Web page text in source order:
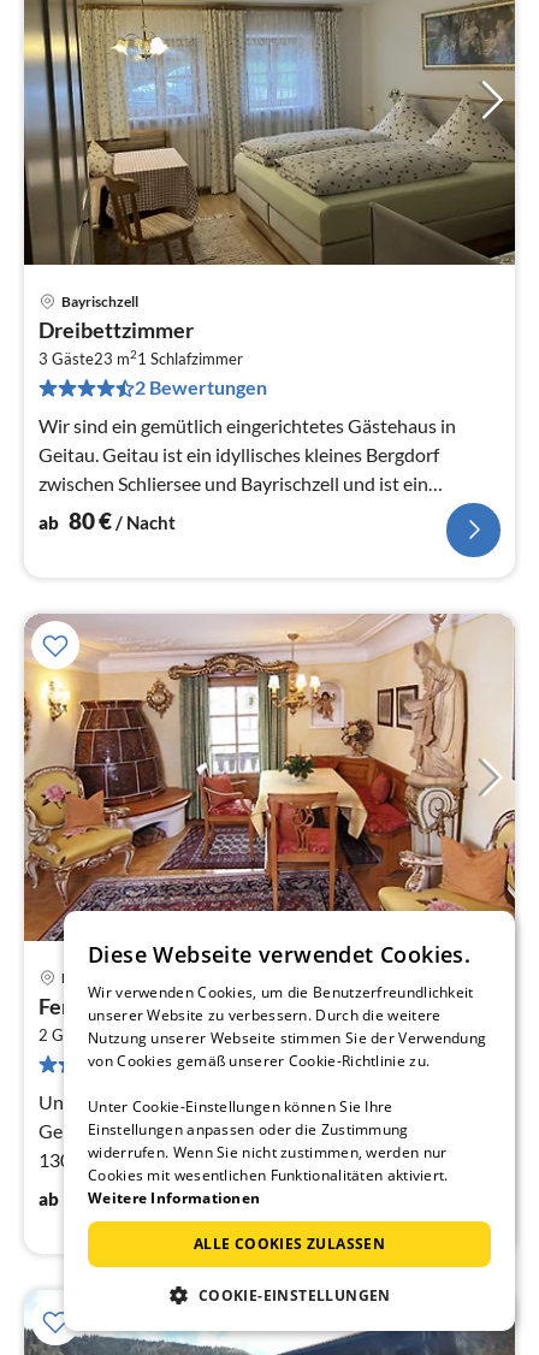
Bayrischzell
Dreibettzimmer
3 Gäste23 m21 Schlafzimmer
2 Bewertungen
Wir sind ein gemütlich eingerichtetes Gästehaus in
Geitau. Geitau ist ein idyllisches kleines Bergdorf
zwischen Schliersee und Bayrischzell und ist ein
optimaler Ausgangsp...
ab 80€ / Nacht
Bayrischzell
Ferienwohnung Michael
2 Gäste60 m 1 Schlafzimmer
1 Bewertung
Unser Haus gehört zu den wenigen historischen
Gebäuden in Bayrischzell. Erstmalig wurde es im jahr
1300 erwähnt, heute ist es eindes der schönsten Häuser
im Ort.
ab 90€ / Nacht
Diese Webseite verwendet Cookies.
Wir verwenden Cookies, um die Benutzerfreundlichkeit
unserer Website zu verbessern. Durch die weitere
Nutzung unserer Webseite stimmen Sie der Verwendung
von Cookies gemäß unserer Cookie-Richtlinie zu.
Unter Cookie-Einstellungen können Sie Ihre
Einstellungen anpassen oder die Zustimmung
widerrufen. Wenn Sie nicht zustimmen, werden nur
Cookies mit wesentlichen Funktionalitäten aktiviert.
Weitere Informationen
ALLE COOKIES ZULASSEN
COOKIE-EINSTELLUNGEN